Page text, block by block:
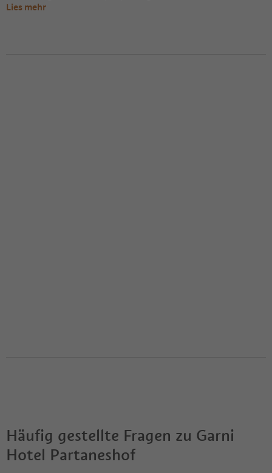
Lies mehr
Häufig gestellte Fragen zu Garni
Hotel Partaneshof